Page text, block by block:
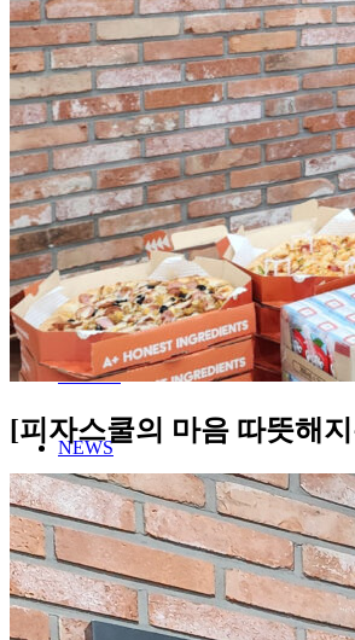
MENU
STORE
NEWS
[피자스쿨의 마음 따뜻해